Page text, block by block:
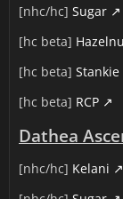
[nhc/hc] Sugar
[hc beta]
[hc beta] Stankie
[hc beta] RCP
Dathea
[nhc/hc] Kelani